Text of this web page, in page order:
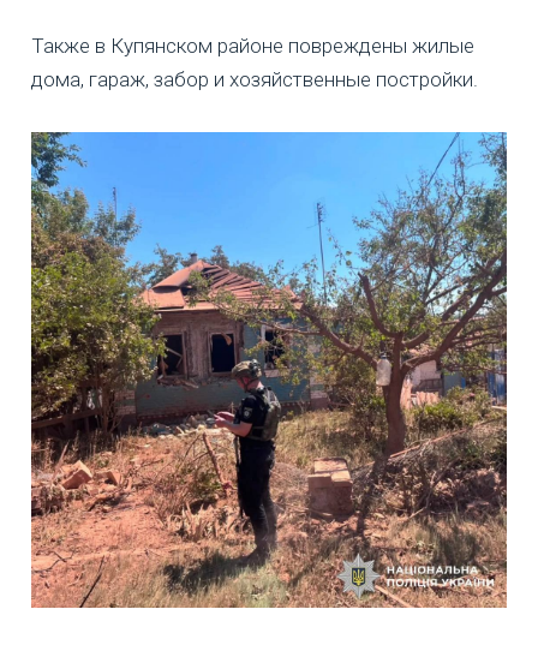
Также в Купянском районе повреждены жилые
дома, гараж, забор и хозяйственные постройки.